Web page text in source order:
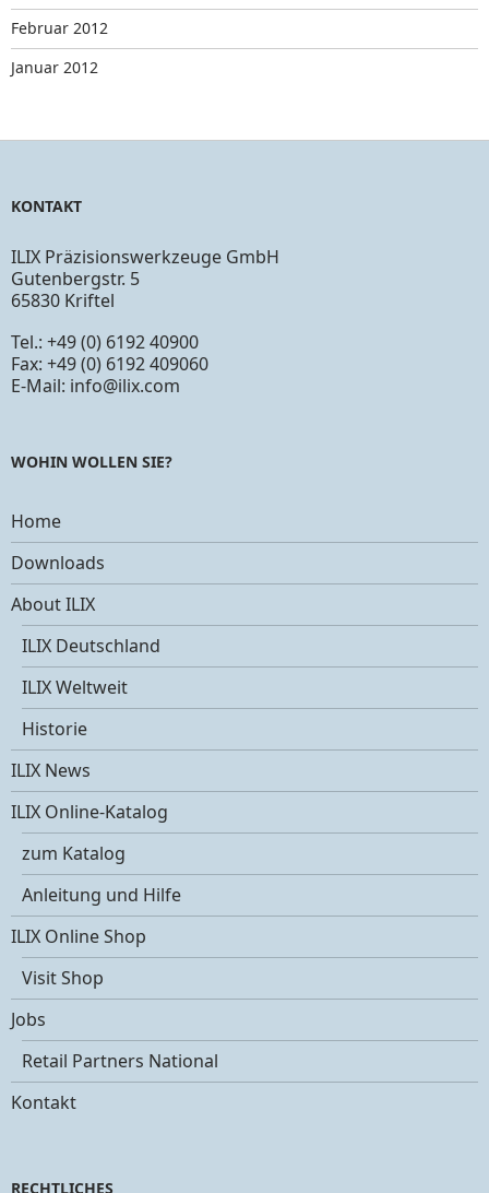
Februar 2012
Januar 2012
KONTAKT
ILIX Präzisionswerkzeuge GmbH
Gutenbergstr. 5
65830 Kriftel
Tel.: +49 (0) 6192 40900
Fax: +49 (0) 6192 409060
E-Mail: info@ilix.com
WOHIN WOLLEN SIE?
Home
Downloads
About ILIX
ILIX Deutschland
ILIX Weltweit
Historie
ILIX News
ILIX Online-Katalog
zum Katalog
Anleitung und Hilfe
ILIX Online Shop
Visit Shop
Jobs
Retail Partners National
Kontakt
RECHTLICHES